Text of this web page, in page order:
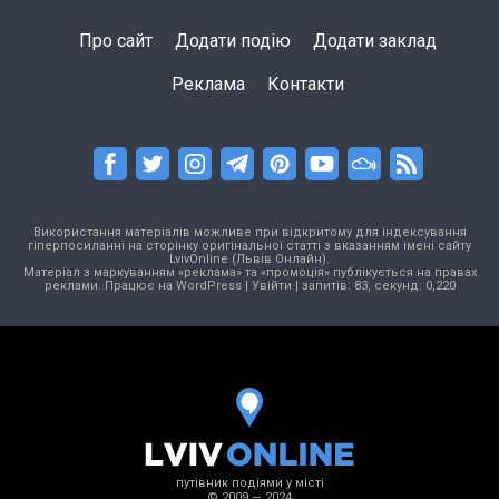
Про сайт Додати подію Додати заклад
Реклама Контакти
Використання матеріалів можливе при відкритому для індексування
гіперпосиланні на сторінку оригінальної статті з вказанням імені сайту
LvivOnline (Львів Онлайн).
Матеріал з маркуванням «реклама» та «промоція» публікується на правах
реклами. Працює на WordPress| Увійти | запитів: 83, секунд: 0,220
путівник подіями у місті